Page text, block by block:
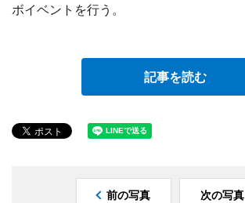
ボイベントを行う。
記事を読む
前の写真 次の写真